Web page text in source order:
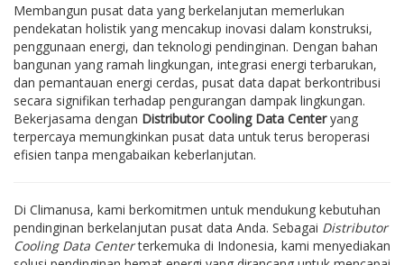
Membangun pusat data yang berkelanjutan memerlukan
pendekatan holistik yang mencakup inovasi dalam konstruksi,
penggunaan energi, dan teknologi pendinginan. Dengan bahan
bangunan yang ramah lingkungan, integrasi energi terbarukan,
dan pemantauan energi cerdas, pusat data dapat berkontribusi
secara signifikan terhadap pengurangan dampak lingkungan.
Bekerjasama dengan Distributor Cooling Data Centeryang
terpercaya memungkinkan pusat data untuk terus beroperasi
efisien tanpa mengabaikan keberlanjutan.
Di Climanusa, kami berkomitmen untuk mendukung kebutuhan
pendinginan berkelanjutan pusat data Anda. Sebagai Distributor
Cooling Data Centerterkemuka di Indonesia, kami menyediakan